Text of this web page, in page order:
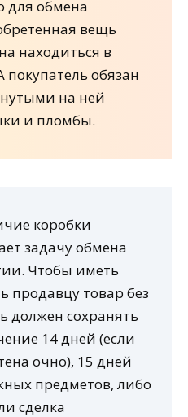
для обмена
вещь
находиться в
покупатель обязан
на ней
и пломбы.
коробки
задачу обмена
Чтобы иметь
продавцу товар без
должен сохранять
14 дней (если
очно), 15 дней
предметов, либо
сделка